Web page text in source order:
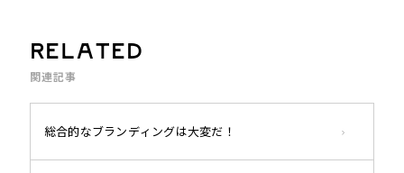
RELATED
関連記事
総合的なブランディングは大変だ！